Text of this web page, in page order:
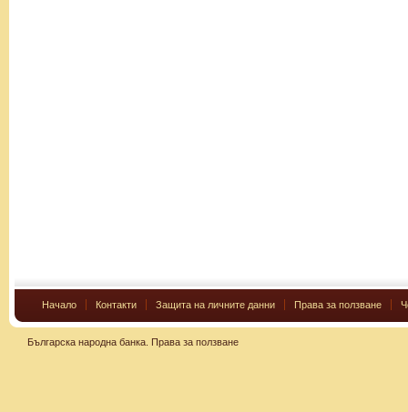
Начало Контакти Защита на личните данни Права за ползване
Българска народна банка. Права за ползване